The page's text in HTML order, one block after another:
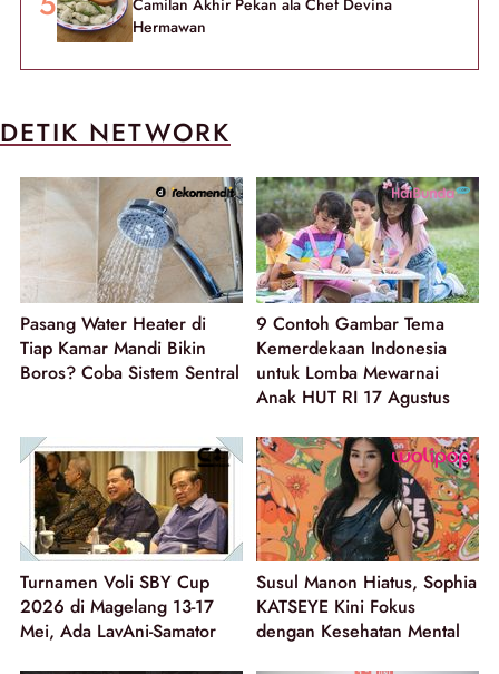
Camilan Akhir Pekan ala Chef Devina
Hermawan
DETIK NETWORK
Pasang Water Heater di
Tiap Kamar Mandi Bikin
Boros? Coba Sistem Sentral
9 Contoh Gambar Tema
Kemerdekaan Indonesia
untuk Lomba Mewarnai
Anak HUT RI 17 Agustus
Turnamen Voli SBY Cup
2026 di Magelang 13-17
Mei, Ada LavAni-Samator
Susul Manon Hiatus, Sophia
KATSEYE Kini Fokus
dengan Kesehatan Mental